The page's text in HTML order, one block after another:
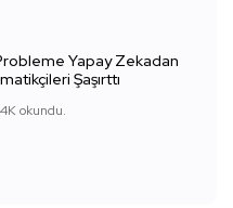
Yapay Zekadan
Şaşırttı
4K okundu.